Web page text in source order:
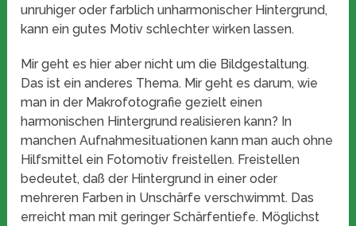
unruhiger oder farblich unharmonischer Hintergrund,
kann ein gutes Motiv schlechter wirken lassen.
Mir geht es hier aber nicht um die Bildgestaltung.
Das ist ein anderes Thema. Mir geht es darum, wie
man in der Makrofotografie gezielt einen
harmonischen Hintergrund realisieren kann? In
manchen Aufnahmesituationen kann man auch ohne
Hilfsmittel ein Fotomotiv freistellen. Freistellen
bedeutet, daß der Hintergrund in einer oder
mehreren Farben in Unschärfe verschwimmt. Das
erreicht man mit geringer Schärfentiefe. Möglichst